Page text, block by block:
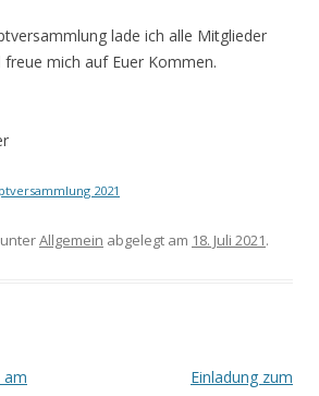
lade ich alle Mitglieder
freue mich auf Euer Kommen.
2021
Allgemein abgelegt am 18. Juli 2021.
am
Einladung zum